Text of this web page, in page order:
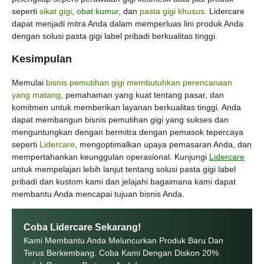
seperti sikat gigi, obat kumur, dan pasta gigi khusus. Lidercare
dapat menjadi mitra Anda dalam memperluas lini produk Anda
dengan solusi pasta gigi label pribadi berkualitas tinggi.
Kesimpulan
Memulai bisnis pemutihan gigi membutuhkan perencanaan
yang matang , pemahaman yang kuat tentang pasar, dan
komitmen untuk memberikan layanan berkualitas tinggi. Anda
dapat membangun bisnis pemutihan gigi yang sukses dan
menguntungkan dengan bermitra dengan pemasok tepercaya
seperti Lidercare , mengoptimalkan upaya pemasaran Anda, dan
mempertahankan keunggulan operasional. Kunjungi Lidercare
untuk mempelajari lebih lanjut tentang solusi pasta gigi label
pribadi dan kustom kami dan jelajahi bagaimana kami dapat
membantu Anda mencapai tujuan bisnis Anda.
Coba Lidercare Sekarang!
Kami Membantu Anda Meluncurkan Produk Baru Dan
Terus Berkembang. Coba Kami Dengan Diskon 20%